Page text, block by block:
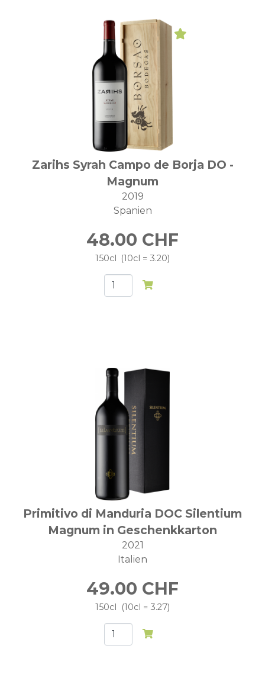
Zarihs Syrah Campo de Borja DO -
Magnum
2019
Spanien
48.00 CHF
150cl 10cl = 3.20
Primitivo di Manduria DOC Silentium
Magnum in Geschenkkarton
2021
Italien
49.00 CHF
150cl 10cl = 3.27